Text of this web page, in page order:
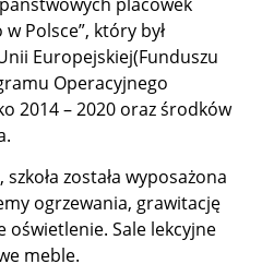
Polsce”, który był
Europejskiej(Funduszu
Operacyjnego
2014 – 2020 oraz środków
została wyposażona
ogrzewania, grawitację
oświetlenie. Sale lekcyjne
meble.